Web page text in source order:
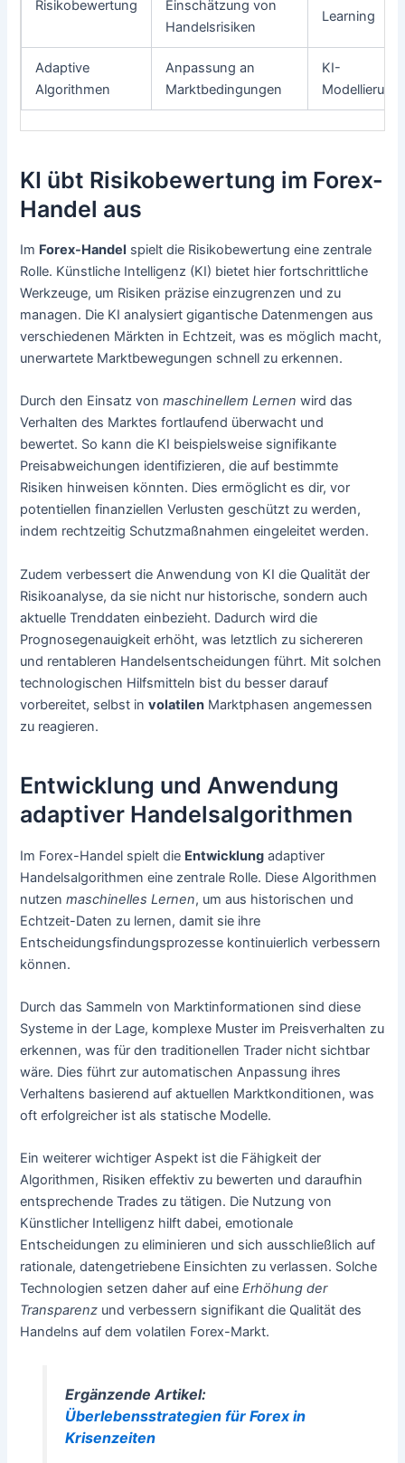
Risikobewertung
Einschätzung von
Handelsrisiken
Learning
Adaptive
Algorithmen
Anpassung an
Marktbedingungen
KI-
Modellierung
KI übt Risikobewertung im Forex-
Handel aus
Im Forex-Handel spielt die Risikobewertung eine zentrale
Rolle. Künstliche Intelligenz (KI) bietet hier fortschrittliche
Werkzeuge, um Risiken präzise einzugrenzen und zu
managen. Die KI analysiert gigantische Datenmengen aus
verschiedenen Märkten in Echtzeit, was es möglich macht,
unerwartete Marktbewegungen schnell zu erkennen.
Durch den Einsatz vonmaschinellem Lernen wird das
Verhalten des Marktes fortlaufend überwacht und
bewertet. So kann die KI beispielsweise signifikante
Preisabweichungen identifizieren, die auf bestimmte
Risiken hinweisen könnten. Dies ermöglicht es dir, vor
potentiellen finanziellen Verlusten geschützt zu werden,
indem rechtzeitig Schutzmaßnahmen eingeleitet werden.
Zudem verbessert die Anwendung von KI die Qualität der
Risikoanalyse, da sie nicht nur historische, sondern auch
aktuelle Trenddaten einbezieht. Dadurch wird die
Prognosegenauigkeit erhöht, was letztlich zu sichereren
und rentableren Handelsentscheidungen führt. Mit solchen
technologischen Hilfsmitteln bist du besser darauf
vorbereitet, selbst invola­tilen Marktphasen angemessen
zu reagieren.
Entwicklung und Anwendung
adaptiver Handelsalgorithmen
Im Forex-Handel spielt die Entwicklung adaptiver
Handelsalgorithmen eine zentrale Rolle. Diese Algorithmen
nutzenmaschinelles Lernen, um aus historischen und
Echtzeit-Daten zu lernen, damit sie ihre
Entscheidungsfindungsprozesse kontinuierlich verbessern
können.
Durch das Sammeln von Marktinformationen sind diese
Systeme in der Lage, komplexe Muster im Preisverhalten zu
erkennen, was für den traditionellen Trader nicht sichtbar
wäre. Dies führt zur automatischen Anpassung ihres
Verhaltens basierend auf aktuellen Marktkonditionen, was
oft erfolgreicher ist als statische Modelle.
Ein weiterer wichtiger Aspekt ist die Fähigkeit der
Algorithmen, Risiken effektiv zu bewerten und daraufhin
entsprechende Trades zu tätigen. Die Nutzung von
Künstlicher Intelligenz hilft dabei, emotionale
Entscheidungen zu eliminieren und sich ausschließlich auf
rationale, datengetriebene Einsichten zu verlassen. Solche
Technologien setzen daher auf eineErhöhung der
Transparenz und verbessern signifikant die Qualität des
Handelns auf dem volatilen Forex-Markt.
Ergänzende Artikel:
Überlebensstrategien für Forex in
Krisenzeiten